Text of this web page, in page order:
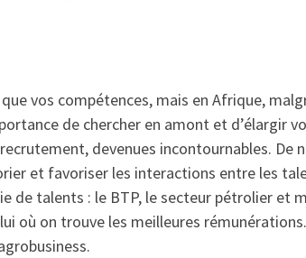
vos compétences, mais en Afrique,
de chercher en amont et d’élargir
devenues incontournables. De
et favoriser les interactions entre les
de talents : le BTP, le secteur pétrolier et
où on trouve les meilleures